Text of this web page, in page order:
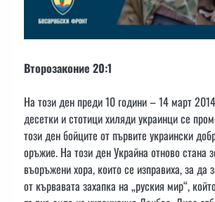
Второзаконие 20:1
На този ден преди 10 години – 14 март
десетки и стотици хиляди украинци се
този ден бойците от първите украински
оръжие. На този ден Украйна отново стана
въоръжени хора, които се изправиха, за да
от кървавата захапка на „руския мир“,